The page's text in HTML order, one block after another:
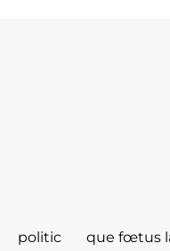
politic que fœtus